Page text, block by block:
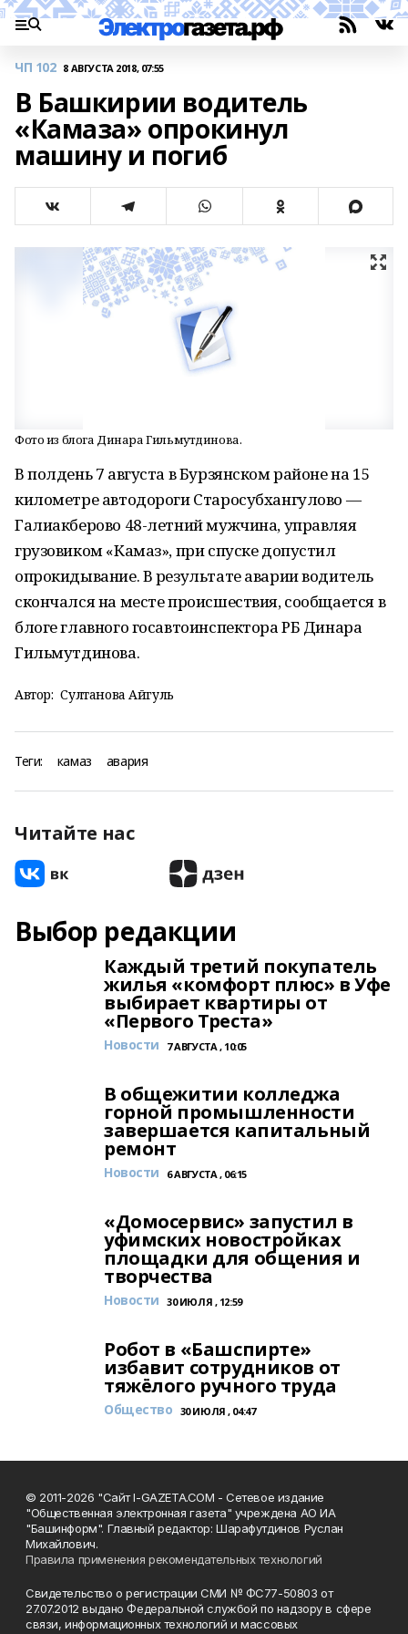
ЧП 102 8 АВГУСТА 2018, 07:55
В Башкирии водитель
«Камаза» опрокинул
машину и погиб
Фото из блога Динара Гильмутдинова.
В полдень 7 августа в Бурзянском районе на 15
километре автодороги Старосубхангулово —
Галиакберово 48-летний мужчина, управляя
грузовиком «Камаз», при спуске допустил
опрокидывание. В результате аварии водитель
скончался на месте происшествия, сообщается в
блоге главного госавтоинспектора РБ Динара
Гильмутдинова.
Автор: Султанова Айгуль
Теги: камаз авария
Читайте нас
Выбор редакции
Каждый третий покупатель
жилья «комфорт плюс» в Уфе
выбирает квартиры от
«Первого Треста»
Новости 7 АВГУСТА , 10:05
В общежитии колледжа
горной промышленности
завершается капитальный
ремонт
Новости 6 АВГУСТА , 06:15
«Домосервис» запустил в
уфимских новостройках
площадки для общения и
творчества
Новости 30 ИЮЛЯ , 12:59
Робот в «Башспирте»
избавит сотрудников от
тяжёлого ручного труда
Общество 30 ИЮЛЯ , 04:47
© 2011-2026 "Сайт I-GAZETA.COM - Сетевое издание
"Общественная электронная газета" учреждена АО ИА
"Башинформ". Главный редактор: Шарафутдинов Руслан
Михайлович.
Правила применения рекомендательных технологий
Свидетельство о регистрации СМИ № ФС77-50803 от
27.07.2012 выдано Федеральной службой по надзору в сфере
связи, информационных технологий и массовых